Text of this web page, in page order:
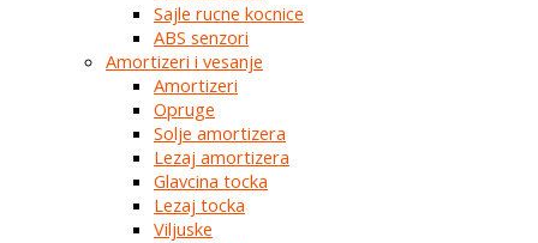
Sajle rucne kocnice
ABS senzori
Amortizeri i vesanje
Amortizeri
Opruge
Solje amortizera
Lezaj amortizera
Glavcina tocka
Lezaj tocka
Viljuske